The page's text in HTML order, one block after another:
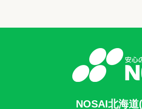
NOSAI北海